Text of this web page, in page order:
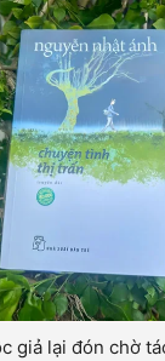
giả lại đón chờ